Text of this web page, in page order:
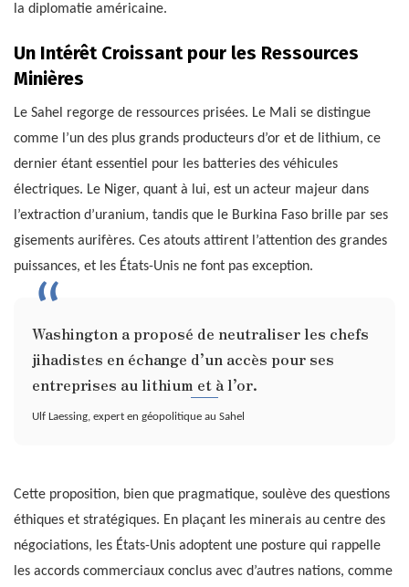
la diplomatie américaine.
Un Intérêt Croissant pour les Ressources
Minières
Le Sahel regorge de ressources prisées. Le Mali se distingue
comme l’un des plus grands producteurs d’or et de lithium, ce
dernier étant essentiel pour les batteries des véhicules
électriques. Le Niger, quant à lui, est un acteur majeur dans
l’extraction d’uranium, tandis que le Burkina Faso brille par ses
gisements aurifères. Ces atouts attirent l’attention des grandes
puissances, et les États-Unis ne font pas exception.
Washington a proposé de neutraliser les chefs
jihadistes en échange d’un accès pour ses
entreprises au lithium et à l’or.
Ulf Laessing, expert en géopolitique au Sahel
Cette proposition, bien que pragmatique, soulève des questions
éthiques et stratégiques. En plaçant les minerais au centre des
négociations, les États-Unis adoptent une posture qui rappelle
les accords commerciaux conclus avec d’autres nations, comme